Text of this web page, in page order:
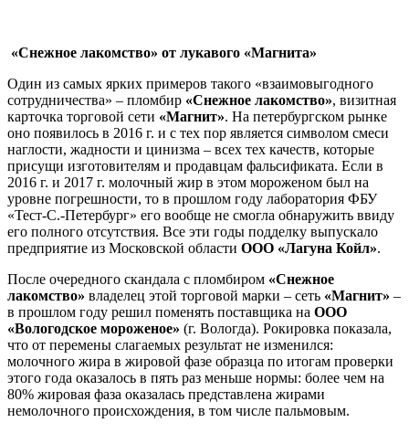
«Снежное лакомство» от лукавого «Магнита»
Один из самых ярких примеров такого «взаимовыгодного
сотрудничества» – пломбир «Снежное лакомство», визитная
карточка торговой сети «Магнит». На петербургском рынке
оно появилось в 2016 г. и с тех пор является символом смеси
наглости, жадности и цинизма – всех тех качеств, которые
присущи изготовителям и продавцам фальсификата. Если в
2016 г. и 2017 г. молочный жир в этом мороженом был на
уровне погрешности, то в прошлом году лаборатория ФБУ
«Тест-С.-Петербург» его вообще не смогла обнаружить ввиду
его полного отсутствия. Все эти годы подделку выпускало
предприятие из Московской области ООО «Лагуна Койл».
После очередного скандала с пломбиром «Снежное
лакомство» владелец этой торговой марки – сеть «Магнит» –
в прошлом году решил поменять поставщика на ООО
«Вологодское мороженое» (г. Вологда). Рокировка показала,
что от перемены слагаемых результат не изменился:
молочного жира в жировой фазе образца по итогам проверки
этого года оказалось в пять раз меньше нормы: более чем на
80% жировая фаза оказалась представлена жирами
немолочного происхождения, в том числе пальмовым.